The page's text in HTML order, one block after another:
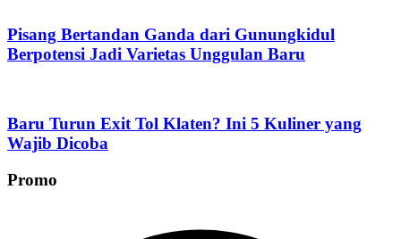
Pisang Bertandan Ganda dari Gunungkidul
Berpotensi Jadi Varietas Unggulan Baru
Baru Turun Exit Tol Klaten? Ini 5 Kuliner yang
Wajib Dicoba
Promo